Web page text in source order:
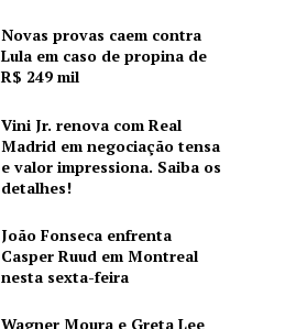
Novas provas caem contra
Lula em caso de propina de
R$ 249 mil
Vini Jr. renova com Real
Madrid em negociação tensa
e valor impressiona. Saiba os
detalhes!
João Fonseca enfrenta
Casper Ruud em Montreal
nesta sexta-feira
Wagner Moura e Greta Lee